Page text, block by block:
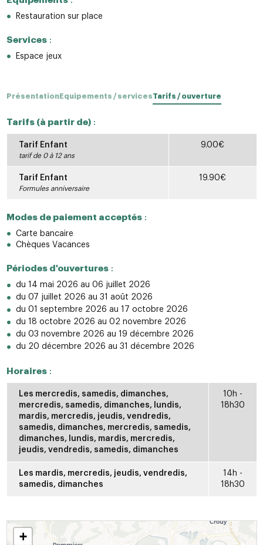
Restauration sur place
Services:
Espace jeux
PrésentationEquipements / servicesTarifs / ouverture
Tarifs (à partir de):
Tarif Enfant
tarif de 0 à 12 ans
9.00€
Tarif Enfant
Formules anniversaire
19.90€
Modes de paiement acceptés:
Carte bancaire
Chèques Vacances
Périodes d'ouvertures:
du 14 mai 2026 au 06 juillet 2026
du 07 juillet 2026 au 31 août 2026
du 01 septembre 2026 au 17 octobre 2026
du 18 octobre 2026 au 02 novembre 2026
du 03 novembre 2026 au 19 décembre 2026
du 20 décembre 2026 au 31 décembre 2026
Horaires:
Les mercredis, samedis, dimanches,
mercredis, samedis, dimanches, lundis,
mardis, mercredis, jeudis, vendredis,
samedis, dimanches, mercredis, samedis,
dimanches, lundis, mardis, mercredis,
jeudis, vendredis, samedis, dimanches
10h -
18h30
Les mardis, mercredis, jeudis, vendredis,
samedis, dimanches
14h -
18h30
+